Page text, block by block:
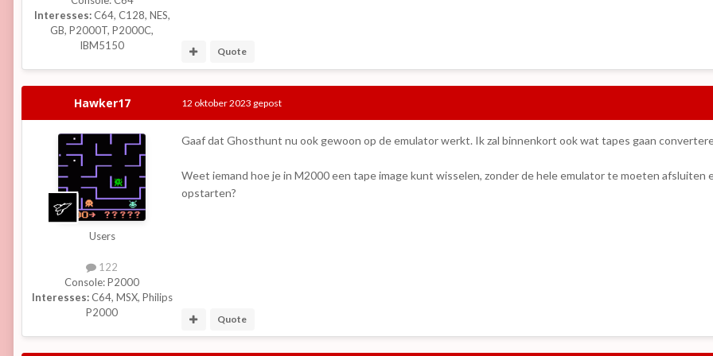
Interesses:C64, C128, NES,
GB, P2000T, P2000C,
IBM5150
Quote
Hawker17
Users
122
Console:P2000
Interesses:C64, MSX, Philips
P2000
12 oktober 2023 gepost
Gaaf dat Ghosthunt nu ook gewoon op de emulator werkt. Ik zal binnenkort ook wat tapes gaan
Weet iemand hoe je in M2000 een tape image kunt wisselen, zonder de hele emulator te moeten afsluiten
opstarten?
Quote